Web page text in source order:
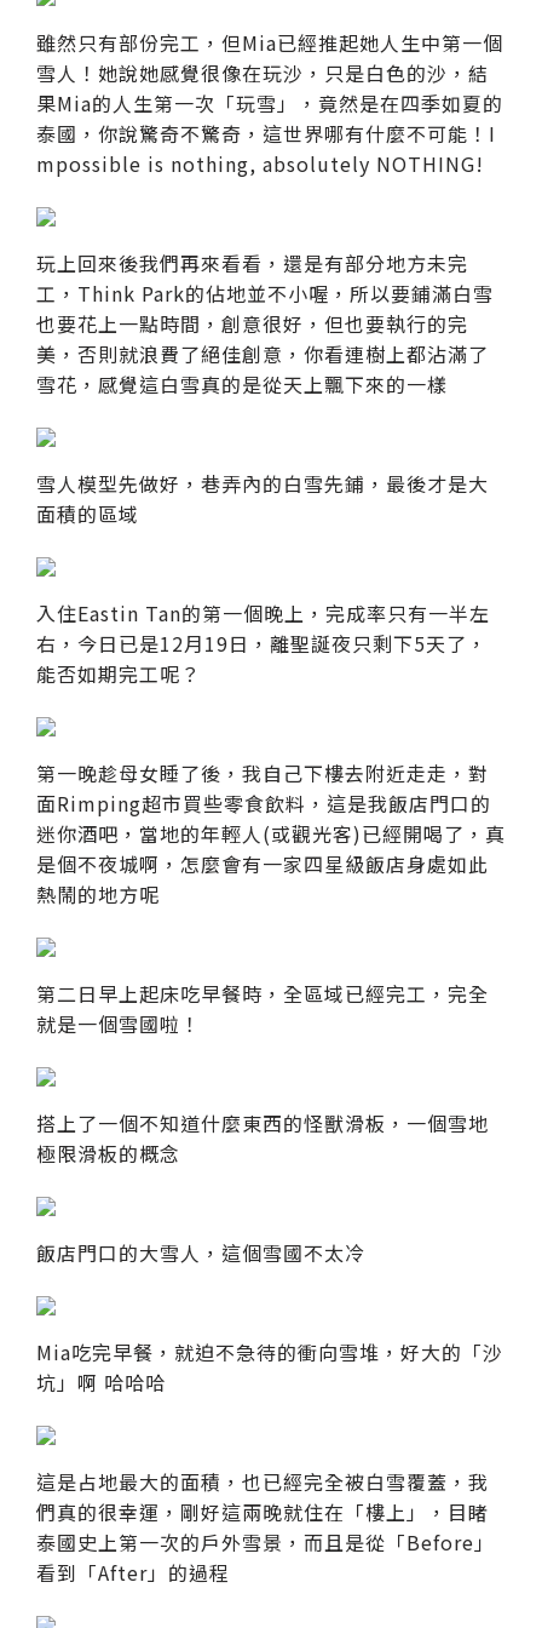
雖然只有部份完工，但Mia已經推起她人生中第一個
雪人！她說她感覺很像在玩沙，只是白色的沙，結
果Mia的人生第一次「玩雪」，竟然是在四季如夏的
泰國，你說驚奇不驚奇，這世界哪有什麼不可能！I
mpossible is nothing, absolutely NOTHING!
玩上回來後我們再來看看，還是有部分地方未完
工，Think Park的佔地並不小喔，所以要鋪滿白雪
也要花上一點時間，創意很好，但也要執行的完
美，否則就浪費了絕佳創意，你看連樹上都沾滿了
雪花，感覺這白雪真的是從天上飄下來的一樣
雪人模型先做好，巷弄內的白雪先鋪，最後才是大
面積的區域
入住Eastin Tan的第一個晚上，完成率只有一半左
右，今日已是12月19日，離聖誕夜只剩下5天了，
能否如期完工呢？
第一晚趁母女睡了後，我自己下樓去附近走走，對
面Rimping超市買些零食飲料，這是我飯店門口的
迷你酒吧，當地的年輕人(或觀光客)已經開喝了，真
是個不夜城啊，怎麼會有一家四星級飯店身處如此
熱鬧的地方呢
第二日早上起床吃早餐時，全區域已經完工，完全
就是一個雪國啦！
搭上了一個不知道什麼東西的怪獸滑板，一個雪地
極限滑板的概念
飯店門口的大雪人，這個雪國不太冷
Mia吃完早餐，就迫不急待的衝向雪堆，好大的「沙
坑」啊 哈哈哈
這是占地最大的面積，也已經完全被白雪覆蓋，我
們真的很幸運，剛好這兩晚就住在「樓上」，目睹
泰國史上第一次的戶外雪景，而且是從「Before」
看到「After」的過程